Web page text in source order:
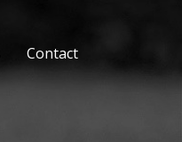
Contact